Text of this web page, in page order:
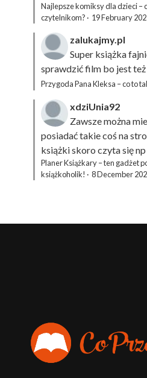
Najlepsze komiksy dla dzieci –
czytelnikom? · 19 February
zalukajmy.pl
Super książka
sprawdzić film bo jest
Przygoda Pana Kleksa – co to
xdziUnia92
Zawsze można
posiadać takie coś na
książki skoro czyta się
Planer Książkary – ten gadżet
książkoholik! · 8 December